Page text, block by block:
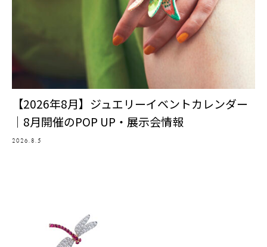
【2026年8月】ジュエリーイベントカレンダー
｜8月開催のPOP UP・展示会情報
2026.8.5